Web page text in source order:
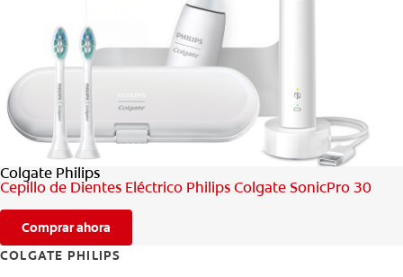
CHEQUEO DE SALUD BUCAL
CORRESPONDENCIA DE PRODUCTOS
PARA PROFESIONALES
Colgate Philips
Cepillo de Dientes Eléctrico Philips Colgate SonicPro 30
Comprar ahora
COLGATE PHILIPS